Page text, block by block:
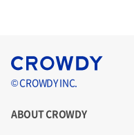
© CROWDY INC.
ABOUT CROWDY